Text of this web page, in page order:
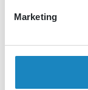
Marketing
CONDICIONES
Es responsabilidad